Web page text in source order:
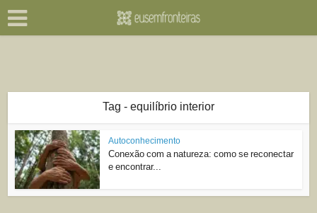
Tag - equilíbrio interior
Autoconhecimento
Conexão com a natureza: como se reconectar
e encontrar...